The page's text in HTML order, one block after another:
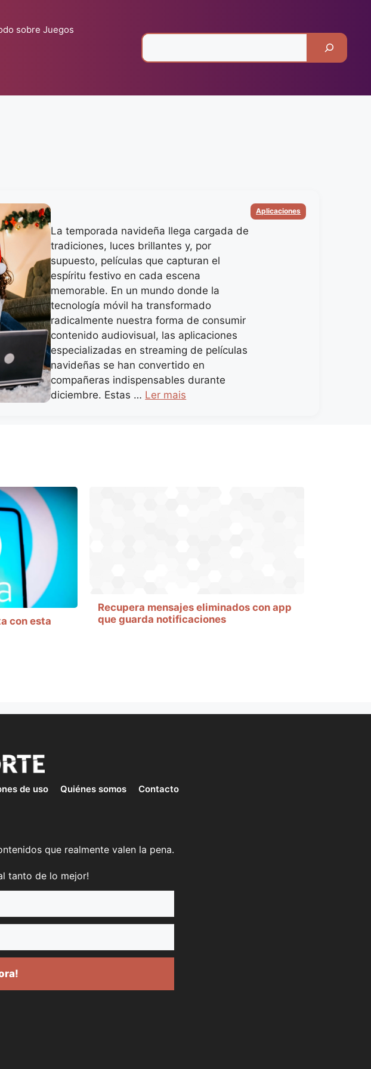
sobre Juegos
La temporada navideña llega cargada de
tradiciones, luces brillantes y, por
supuesto, películas que capturan el
espíritu festivo en cada escena
memorable. En un mundo donde la
tecnología móvil ha transformado
radicalmente nuestra forma de consumir
contenido audiovisual, las aplicaciones
especializadas en streaming de películas
navideñas se han convertido en
compañeras indispensables durante
diciembre. Estas … Ler mais
Categorias
Aplicaciones
con esta
Recupera mensajes eliminados con app
que guarda notificaciones
de uso Quiénes somos Contacto
que realmente valen la pena.
tanto de lo mejor!